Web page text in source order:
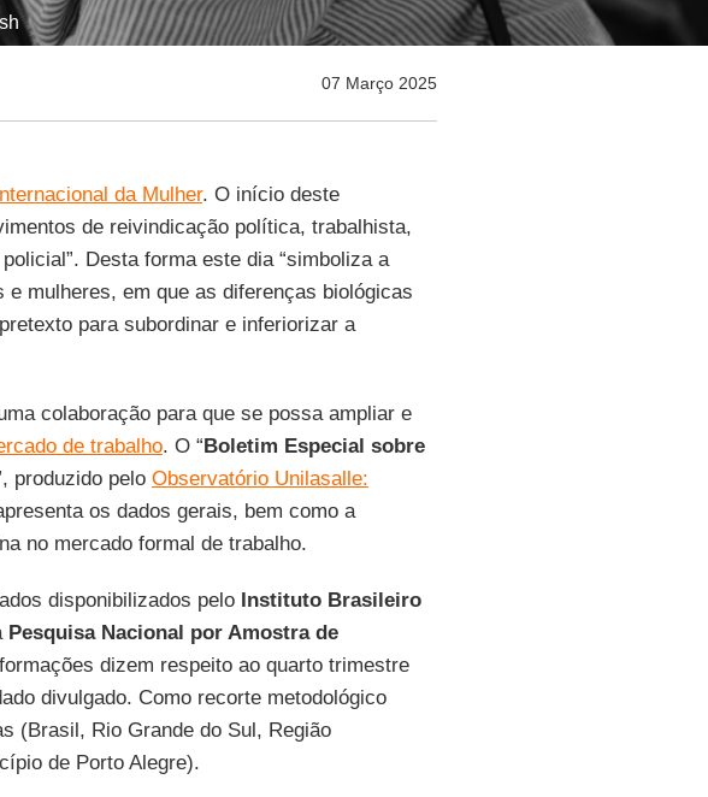
07 Março 2025
da Mulher. O início deste
de reivindicação política, trabalhista,
Desta forma este dia “simboliza a
mulheres, em que as diferenças biológicas
para subordinar e inferiorizar a
colaboração para que se possa ampliar e
de trabalho. O “Boletim Especial sobre
produzido pelo Observatório Unilasalle:
os dados gerais, bem como a
no mercado formal de trabalho.
disponibilizados pelo Instituto Brasileiro
Pesquisa Nacional por Amostra de
dizem respeito ao quarto trimestre
divulgado. Como recorte metodológico
(Brasil, Rio Grande do Sul, Região
de Porto Alegre).